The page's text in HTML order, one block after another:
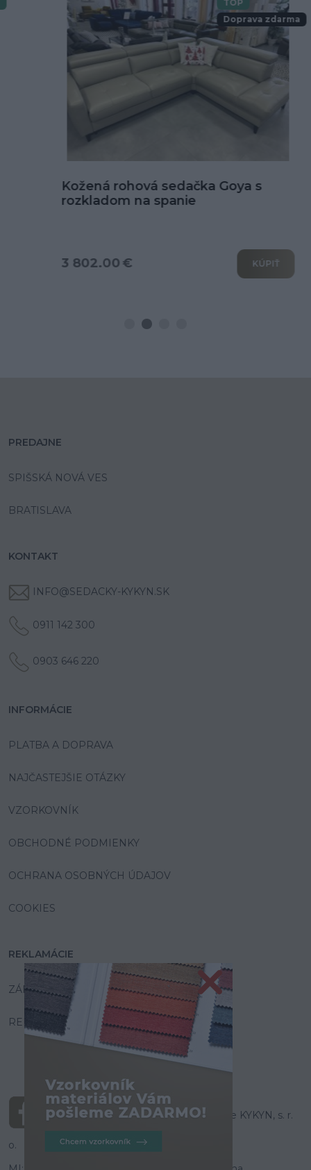
Doprava zdarma
Kožená rohová sedačka Goya s
rozkladom na spanie
3 802.00 € KÚPIŤ
PREDAJNE
SPIŠSKÁ NOVÁ VES
BRATISLAVA
KONTAKT
INFO@SEDACKY-KYKYN.SK
0911 142 300
0903 646 220
INFORMÁCIE
PLATBA A DOPRAVA
NAJČASTEJŠIE OTÁZKY
VZORKOVNÍK
OBCHODNÉ PODMIENKY
OCHRANA OSOBNÝCH ÚDAJOV
COOKIES
REKLAMÁCIE
ZÁRUKA A SERVIS
REKLAMAČNÝ PORIADOK
© Všetky práva vyhradené pre KYKYN, s. r.
o.